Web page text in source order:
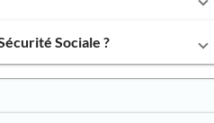
Sociale ?